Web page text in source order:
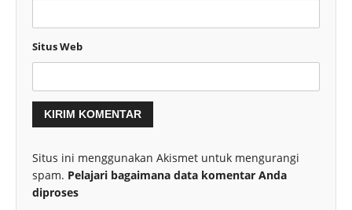
Situs Web
Situs ini menggunakan Akismet untuk mengurangi
spam. Pelajari bagaimana data komentar Anda
diproses